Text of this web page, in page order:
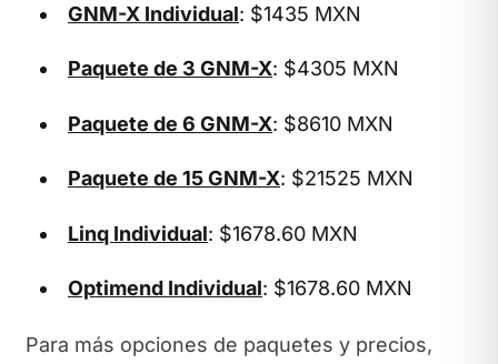
GNM-X Individual: $1435 MXN
Paquete de 3 GNM-X: $4305 MXN
Paquete de 6 GNM-X: $8610 MXN
Paquete de 15 GNM-X: $21525 MXN
Linq Individual: $1678.60 MXN
Optimend Individual: $1678.60 MXN
Para más opciones de paquetes y precios,